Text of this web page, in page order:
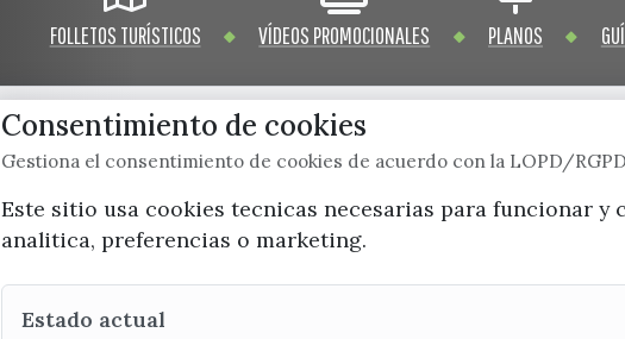
FOLLETOS TURÍSTICOS VÍDEOS PROMOCIONALES PLANOS
Consentimiento de cookies
Gestiona el consentimiento de cookies de acuerdo con la LOPD/
Este sitio usa cookies tecnicas necesarias para funcionar y
analitica, preferencias o marketing.
Estado actual